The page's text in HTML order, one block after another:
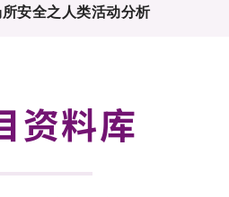
安全之人类活动分析
资料库